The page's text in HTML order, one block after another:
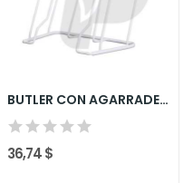
BUTLER CON AGARRADERAS LARGAS
36,74 $